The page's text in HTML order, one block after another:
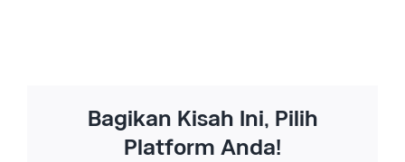
Bagikan Kisah Ini, Pilih
Platform Anda!